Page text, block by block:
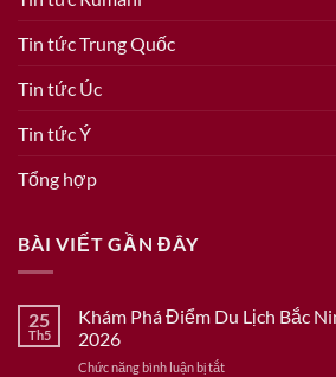
Tin tức Trung Quốc
Tin tức Úc
Tin tức Ý
Tổng hợp
BÀI VIẾT GẦN ĐÂY
25
Th5
Khám Phá Điểm Du Lịch Bắc
2026
Chức năng bình luận bị tắtở